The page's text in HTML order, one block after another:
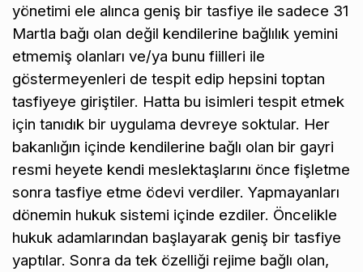
yönetimi ele alınca geniş bir tasfiye ile sadece 31
Martla bağı olan değil kendilerine bağlılık yemini
etmemiş olanları ve/ya bunu fiilleri ile
göstermeyenleri de tespit edip hepsini toptan
tasfiyeye giriştiler. Hatta bu isimleri tespit etmek
için tanıdık bir uygulama devreye soktular. Her
bakanlığın içinde kendilerine bağlı olan bir gayri
resmi heyete kendi meslektaşlarını önce fişletme
sonra tasfiye etme ödevi verdiler. Yapmayanları
dönemin hukuk sistemi içinde ezdiler. Öncelikle
hukuk adamlarından başlayarak geniş bir tasfiye
yaptılar. Sonra da tek özelliği rejime bağlı olan,